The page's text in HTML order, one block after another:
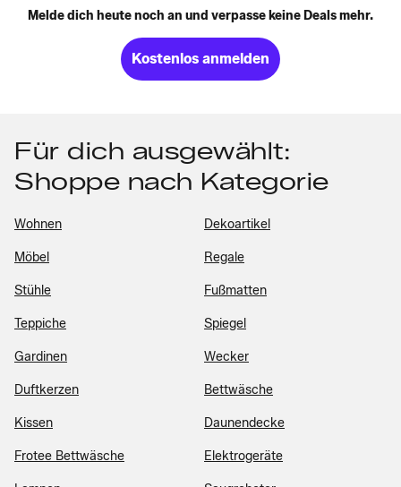
Melde dich heute noch an und verpasse keine Deals mehr.
Kostenlos anmelden
Für dich ausgewählt:
Shoppe nach Kategorie
Wohnen Dekoartikel
Möbel Regale
Stühle Fußmatten
Teppiche Spiegel
Gardinen Wecker
Duftkerzen Bettwäsche
Kissen Daunendecke
Frotee Bettwäsche Elektrogeräte